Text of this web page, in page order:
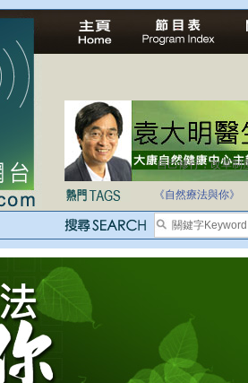
自己修行，改革制
《自然療法與你》